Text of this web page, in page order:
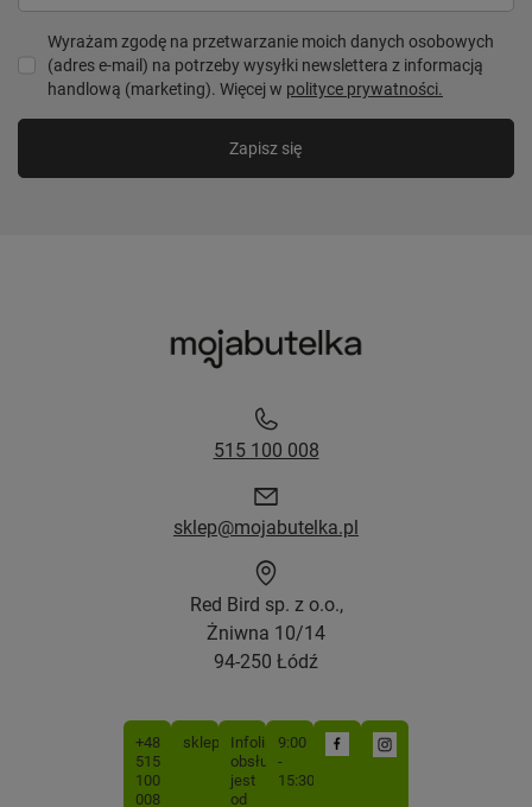
Wyrażam zgodę na przetwarzanie moich danych osobowych
(adres e-mail) na potrzeby wysyłki newslettera z informacją
handlową (marketing). Więcej w polityce prywatności.
Zapisz się
515 100 008
sklep@mojabutelka.pl
Red Bird sp. z o.o.,
Żniwna 10/14
94-250 Łódź
+48
515
100
008
sklep@mojabutelka.pl
Infolinia
obsługiwana
jest
od
9:00
-
15:30